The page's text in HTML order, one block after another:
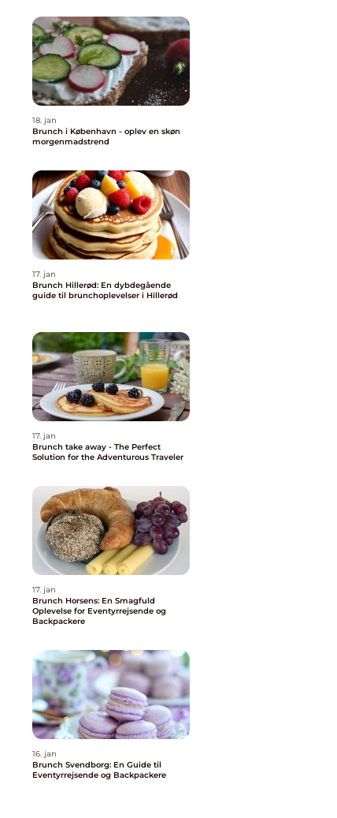
18. jan
Brunch i København - oplev en skøn
morgenmadstrend
17. jan
Brunch Hillerød: En dybdegående
guide til brunchoplevelser i Hillerød
17. jan
Brunch take away - The Perfect
Solution for the Adventurous Traveler
17. jan
Brunch Horsens: En Smagfuld
Oplevelse for Eventyrrejsende og
Backpackere
16. jan
Brunch Svendborg: En Guide til
Eventyrrejsende og Backpackere